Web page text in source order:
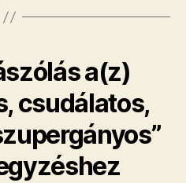
a(z)
csudálatos,